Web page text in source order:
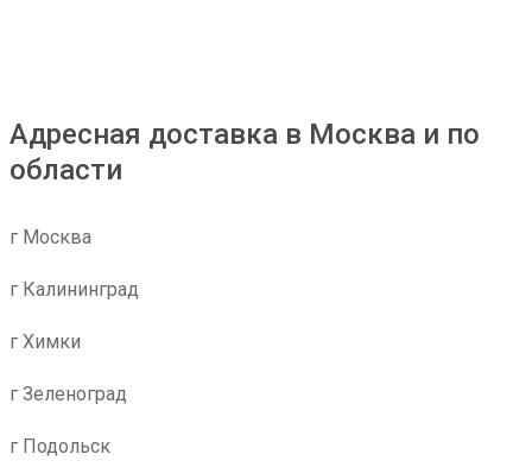
Адресная доставка в Москва и по
области
г Москва
г Калининград
г Химки
г Зеленоград
г Подольск